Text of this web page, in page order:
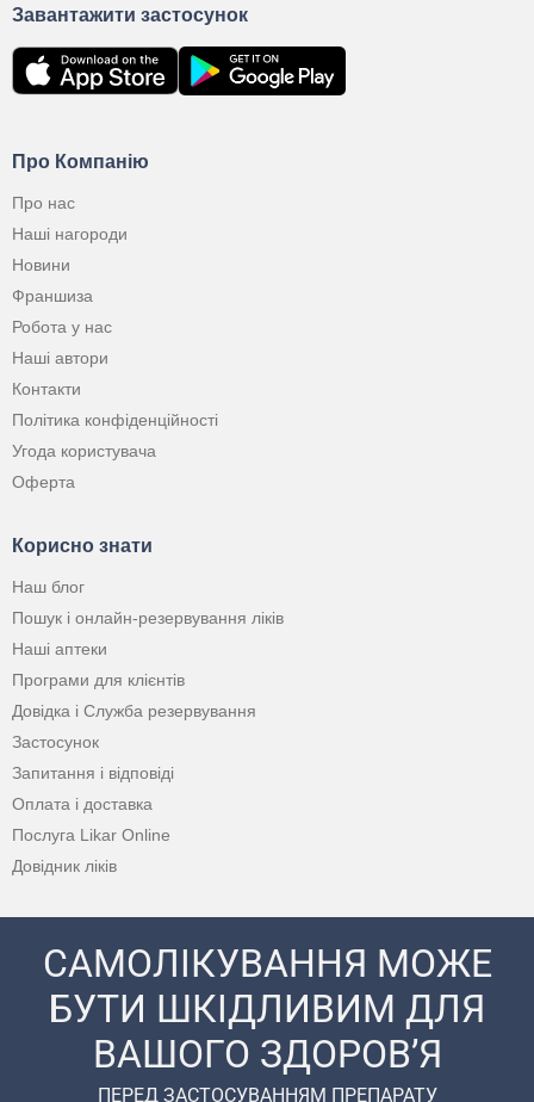
Про Компанію
Про нас
Наші нагороди
Новини
Франшиза
Робота у нас
Наші автори
Контакти
Політика конфіденційності
Угода користувача
Оферта
Корисно знати
Наш блог
Пошук і онлайн-резервування ліків
Наші аптеки
Програми для клієнтів
Довідка і Служба резервування
Застосунок
Запитання і відповіді
Оплата і доставка
Послуга Likar Online
Довідник ліків
Завантажити застосунок
САМОЛІКУВАННЯ МОЖЕ
БУТИ ШКІДЛИВИМ ДЛЯ
ВАШОГО ЗДОРОВ’Я
ПЕРЕД ЗАСТОСУВАННЯМ ПРЕПАРАТУ